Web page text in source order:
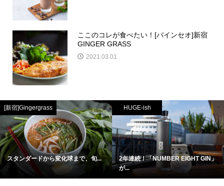
ここのコレが食べたい！[バインセオ]新宿
GINGER GRASS
2021.03.01
[新宿]Gingergrass
スタンダードから変化球まで、旬...
HUGE-ish
2年連続！「NUMBER EIGHT GIN」
が...